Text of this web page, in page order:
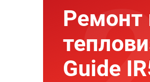
Ремонт
Guide